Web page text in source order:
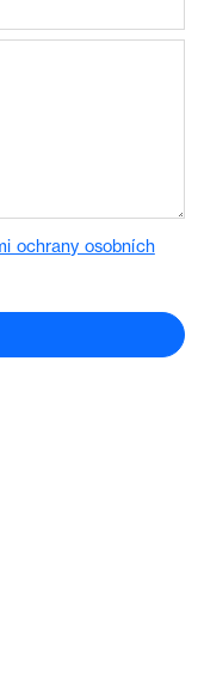
ochrany osobních